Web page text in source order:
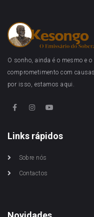
O sonho, ainda é o mesmo e
comprometimento com
por isso, estamos aqui.
Links rápidos
Sobre nós
Contactos